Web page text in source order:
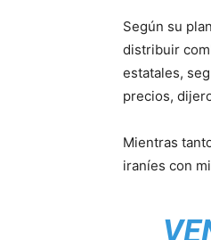
Según su
distribuir
estatales,
precios,
Mientras
iraníes con